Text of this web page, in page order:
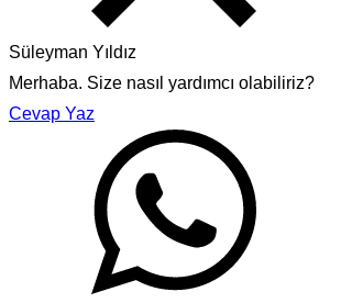
Süleyman Yıldız
Merhaba. Size nasıl yardımcı olabiliriz?
Cevap Yaz